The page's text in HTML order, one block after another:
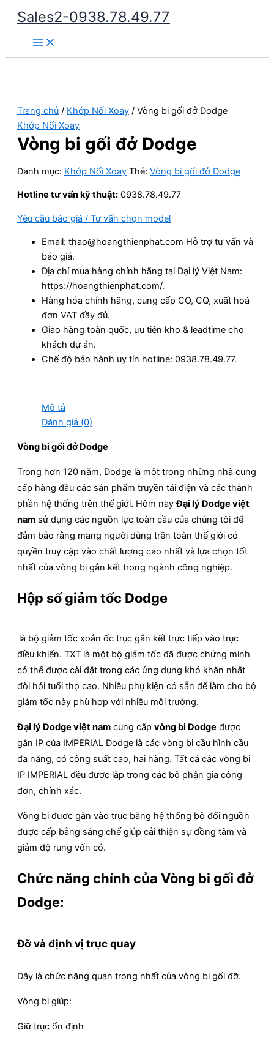
Nhảy
dung
Sales2-0938.78.49.77
Main
Menu
Trang chủ / Khớp Nối Xoay / Vòng bi gối đở Dodge
Khớp Nối Xoay
Vòng bi gối đở Dodge
Danh mục: Khớp Nối Xoay Thẻ: Vòng bi gối đở Dodge
Hotline tư vấn kỹ thuật: 0938.78.49.77
Yêu cầu báo giá / Tư vấn chọn model
Email: thao@hoangthienphat.com Hỗ trợ tư vấn và
báo giá.
Địa chỉ mua hàng chính hãng tại Đại lý Việt Nam:
https://hoangthienphat.com/.
Hàng hóa chính hãng, cung cấp CO, CQ, xuất hoá
đơn VAT đầy đủ.
Giao hàng toàn quốc, ưu tiên kho & leadtime cho
khách dự án.
Chế độ bảo hành uy tín hotline: 0938.78.49.77.
Mô tả
Đánh giá (0)
Vòng bi gối đở Dodge
Trong hơn 120 năm, Dodge là một trong những nhà cung
cấp hàng đầu các sản phẩm truyền tải điện và các thành
phần hệ thống trên thế giới. Hôm nayĐại lý Dodge việt
nam sử dụng các nguồn lực toàn cầu của chúng tôi để
đảm bảo rằng mang người dùng trên toàn thế giới có
quyền truy cập vào chất lượng cao nhất và lựa chọn tốt
nhất của vòng bi gắn kết trong ngành công nghiệp.
Hộp số giảm tốc Dodge
là bộ giảm tốc xoắn ốc trục gắn kết trực tiếp vào trục
điều khiển. TXT là một bộ giảm tốc đã được chứng minh
có thể được cài đặt trong các ứng dụng khó khăn nhất
đòi hỏi tuổi thọ cao. Nhiều phụ kiện có sẵn để làm cho bộ
giảm tốc này phù hợp với nhiều môi trường.
Đại lý Dodge việt nam cung cấp vòng bi Dodge được
gắn IP của IMPERIAL Dodge là các vòng bi cầu hình cầu
đa năng, có công suất cao, hai hàng. Tất cả các vòng bi
IP IMPERIAL đều được lắp trong các bộ phận gia công
đơn, chính xác.
Vòng bi được gắn vào trục bằng hệ thống bộ đổi nguồn
được cấp bằng sáng chế giúp cải thiện sự đồng tâm và
giảm độ rung vốn có.
Chức năng chính của Vòng bi gối đở
Dodge:
Đỡ và định vị trục quay
Đây là chức năng quan trọng nhất của vòng bi gối đỡ.
Vòng bi giúp:
Giữ trục ổn định